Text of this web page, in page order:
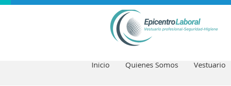
Inicio Quienes Somos Vestuario